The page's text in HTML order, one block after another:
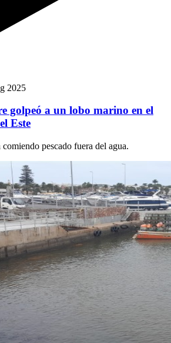
2025
golpeó a un lobo marino en el
Este
pescado fuera del agua.